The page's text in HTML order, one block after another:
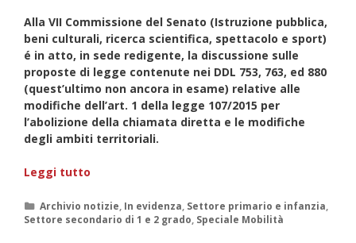
Alla VII Commissione del Senato (Istruzione pubblica,
beni culturali, ricerca scientifica, spettacolo e sport)
é in atto, in sede redigente, la discussione sulle
proposte di legge contenute nei DDL 753, 763, ed 880
(quest’ultimo non ancora in esame) relative alle
modifiche dell’art. 1 della legge 107/2015 per
l’abolizione della chiamata diretta e le modifiche
degli ambiti territoriali.
Leggi tutto
DIRETTA
E
Categorie
Archivio notizie In evidenza Settore primario e infanzia
Settore secondario di 1 e 2 grado Speciale Mobilità